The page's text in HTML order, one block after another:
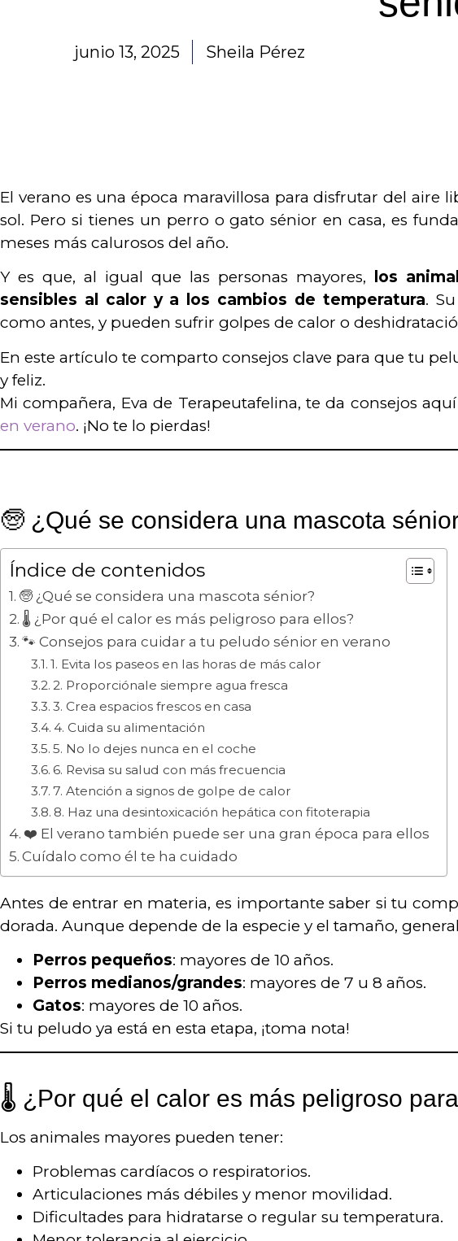
junio 13, 2025 Sheila Pérez
El verano es una época maravillosa para disfrutar del aire
sol. Pero si tienes un perro o gato sénior en casa, es
meses más calurosos del año.
Y es que, al igual que las personas mayores,
los
sensibles al calor y a los cambios de temperatura.
como antes, y pueden sufrir golpes de calor o
En este artículo te comparto consejos clave para que tu
y feliz.
Mi compañera, Eva de Terapeutafelina, te da consejos
en verano. ¡No te lo pierdas!
🧓 ¿Qué se considera una mascota
Índice de contenidos
🧓 ¿Qué se considera una mascota sénior?
🌡️ ¿Por qué el calor es más peligroso para ellos?
🐾 Consejos para cuidar a tu peludo sénior en verano
1. Evita los paseos en las horas de más calor
2. Proporciónale siempre agua fresca
3. Crea espacios frescos en casa
4. Cuida su alimentación
5. No lo dejes nunca en el coche
6. Revisa su salud con más frecuencia
7. Atención a signos de golpe de calor
8. Haz una desintoxicación hepática con fitoterapia
❤️ El verano también puede ser una gran época para ellos
Cuídalo como él te ha cuidado
Antes de entrar en materia, es importante saber si tu
dorada. Aunque depende de la especie y el tamaño,
Perros pequeños: mayores de 10 años.
Perros medianos/grandes: mayores de 7 u 8 años.
Gatos: mayores de 10 años.
Si tu peludo ya está en esta etapa, ¡toma nota!
🌡️ ¿Por qué el calor es más peligroso
Los animales mayores pueden tener:
Problemas cardíacos o respiratorios.
Articulaciones más débiles y menor movilidad.
Dificultades para hidratarse o regular su temperatura.